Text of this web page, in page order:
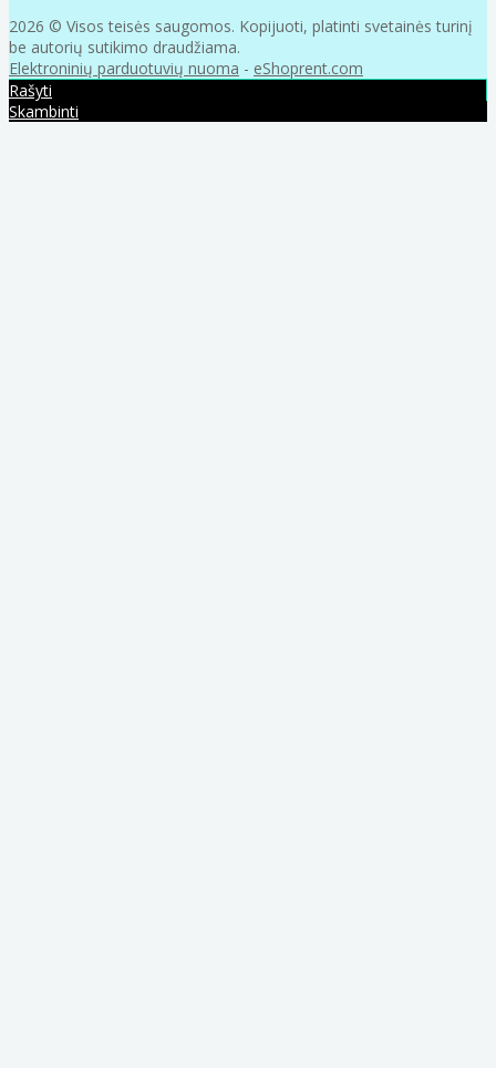
2026 © Visos teisės saugomos. Kopijuoti, platinti svetainės turinį
be autorių sutikimo draudžiama.
Elektroninių parduotuvių nuoma - eShoprent.com
Rašyti
Skambinti